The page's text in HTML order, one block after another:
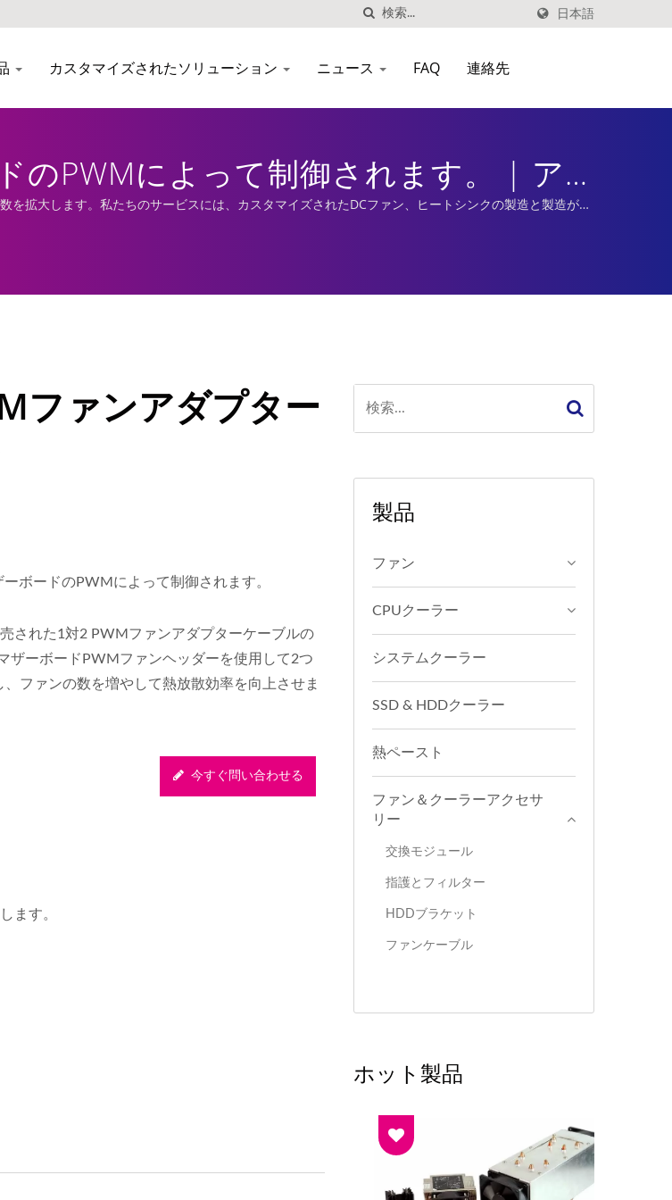
日本語
カスタマイズされたソリューション ニュース FAQ 連絡先
のPWMによって制御されます。 | ア
拡大します。私たちのサービスには、カスタマイズされたDCファン、ヒートシンクの製造と製造が含
ファンアダプター
ボードのPWMによって制御されます。
された1対2 PWMファンアダプターケーブルの
ザーボードPWMファンヘッダーを使用して2つ
ファンの数を増やして熱放散効率を向上させま
今すぐ問い合わせる
ます。
製品
ファン
CPUクーラー
システムクーラー
SSD & HDDクーラー
熱ペースト
ファン＆クーラーアクセサ
リー
交換モジュール
指護とフィルター
HDDブラケット
ファンケーブル
ホット製品